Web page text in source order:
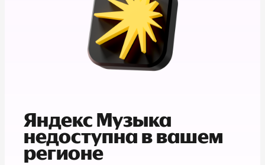
Яндекс Музыка
недоступна в вашем
регионе